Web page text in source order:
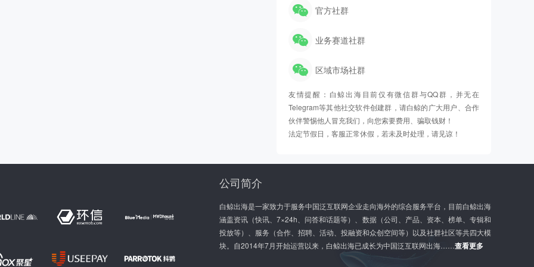
官方社群
业务赛道社群
区域市场社群
友情提醒：白鲸出海目前仅有微信群与QQ群，并无在
Telegram等其他社交软件创建群，请白鲸的广大用户、合作
伙伴警惕他人冒充我们，向您索要费用、骗取钱财！
法定节假日，客服正常休假，若未及时处理，请见谅！
公司简介
白鲸出海是一家致力于服务中国泛互联网企业走向海外的综合服务平台，目前白鲸出海
涵盖资讯（快讯、7×24h、问答和话题等）、数据（公司、产品、资本、榜单、专辑和
投放等）、服务（合作、招聘、活动、投融资和众创空间等）以及社群社区等共四大模
块。自2014年7月开始运营以来，白鲸出海已成长为中国泛互联网出海……查看更多